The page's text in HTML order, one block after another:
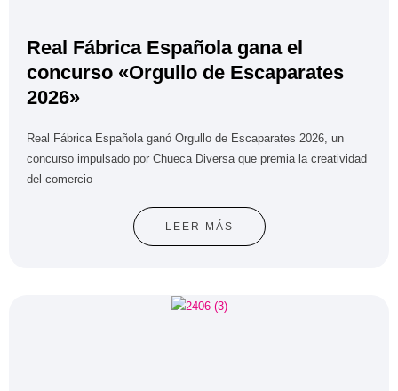
Real Fábrica Española gana el
concurso «Orgullo de Escaparates
2026»
Real Fábrica Española ganó Orgullo de Escaparates 2026, un
concurso impulsado por Chueca Diversa que premia la creatividad
del comercio
LEER MÁS